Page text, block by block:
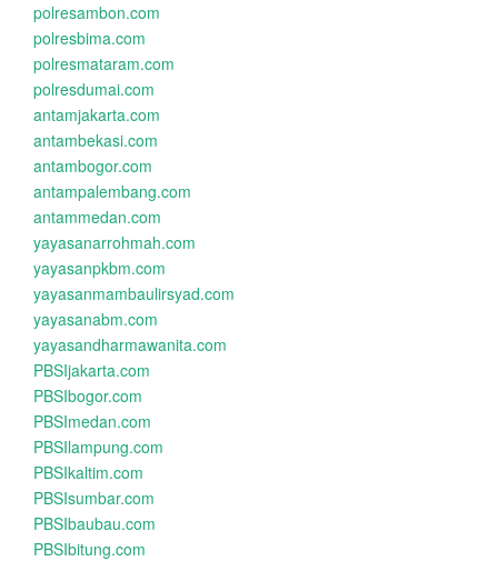
polresambon.com
polresbima.com
polresmataram.com
polresdumai.com
antamjakarta.com
antambekasi.com
antambogor.com
antampalembang.com
antammedan.com
yayasanarrohmah.com
yayasanpkbm.com
yayasanmambaulirsyad.com
yayasanabm.com
yayasandharmawanita.com
PBSIjakarta.com
PBSIbogor.com
PBSImedan.com
PBSIlampung.com
PBSIkaltim.com
PBSIsumbar.com
PBSIbaubau.com
PBSIbitung.com